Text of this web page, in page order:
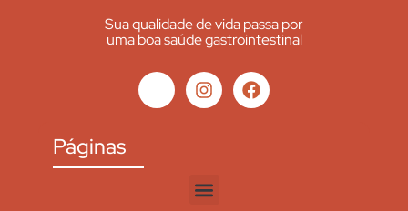
Sua qualidade de vida passa por
uma boa saúde gastrointestinal
Páginas